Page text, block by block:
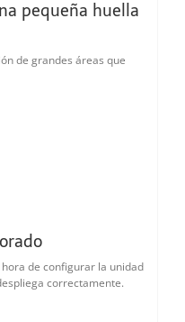
pequeña huella
de grandes áreas que
de configurar la unidad
correctamente.